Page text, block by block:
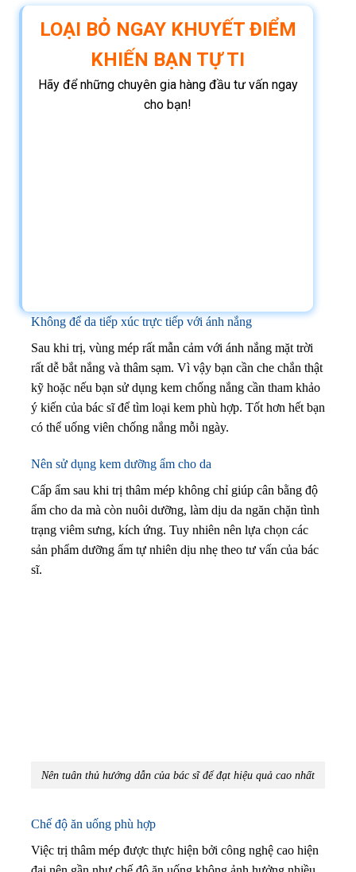
LOẠI BỎ NGAY KHUYẾT ĐIỂM
KHIẾN BẠN TỰ TI
Hãy để những chuyên gia hàng đầu tư vấn ngay
cho bạn!
Không để da tiếp xúc trực tiếp với ánh nắng
Sau khi trị, vùng mép rất mẫn cảm với ánh nắng mặt trời
rất dễ bắt nắng và thâm sạm. Vì vậy bạn cần che chắn thật
kỹ hoặc nếu bạn sử dụng kem chống nắng cần tham khảo
ý kiến của bác sĩ để tìm loại kem phù hợp. Tốt hơn hết bạn
có thể uống viên chống nắng mỗi ngày.
Nên sử dụng kem dưỡng ẩm cho da
Cấp ẩm sau khi trị thâm mép không chỉ giúp cân bằng độ
ẩm cho da mà còn nuôi dưỡng, làm dịu da ngăn chặn tình
trạng viêm sưng, kích ứng. Tuy nhiên nên lựa chọn các
sản phẩm dưỡng ẩm tự nhiên dịu nhẹ theo tư vấn của bác
sĩ.
Nên tuân thủ hướng dẫn của bác sĩ để đạt hiệu quả cao nhất
Chế độ ăn uống phù hợp
Việc trị thâm mép được thực hiện bởi công nghệ cao hiện